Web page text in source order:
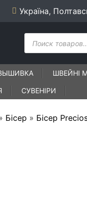
Україна,
Пошук
товарів
ШВЕЙНІ
СУВЕНІРИ
Бісер » Бісер